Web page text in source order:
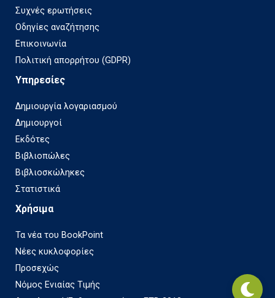
Συχνές ερωτήσεις
Οδηγίες αναζήτησης
Επικοινωνία
Πολιτική απορρήτου (GDPR)
Υπηρεσίες
Δημιουργία λογαριασμού
Δημιουργοί
Εκδότες
Βιβλιοπώλες
Βιβλιοσκώληκες
Στατιστικά
Χρήσιμα
Τα νέα του BookPoint
Νέες κυκλοφορίες
Προσεχώς
Νόμος Ενιαίας Τιμής